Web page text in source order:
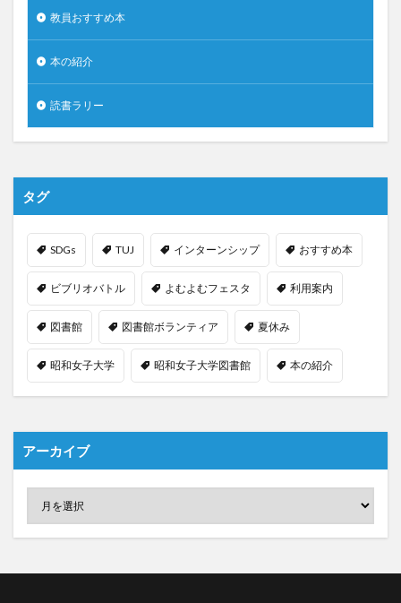
教員おすすめ本
本の紹介
読書ラリー
タグ
SDGs TUJ インターンシップ おすすめ本
ビブリオバトル よむよむフェスタ 利用案内
図書館 図書館ボランティア 夏休み
昭和女子大学 昭和女子大学図書館 本の紹介
アーカイブ